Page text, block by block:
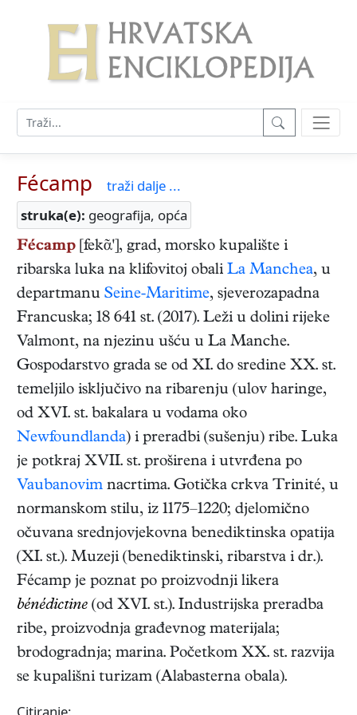
Fécamp
traži dalje ...
struka(e): geografija, opća
Fécamp [fekᾶ'], grad, morsko kupalište i
ribarska luka na klifovitoj obali La Manchea, u
departmanu Seine-Maritime, sjeverozapadna
Francuska; 18 641 st. (2017). Leži u dolini rijeke
Valmont, na njezinu ušću u La Manche.
Gospodarstvo grada se od XI. do sredine XX. st.
temeljilo isključivo na ribarenju (ulov haringe,
od XVI. st. bakalara u vodama oko
Newfoundlanda) i preradbi (sušenju) ribe. Luka
je potkraj XVII. st. proširena i utvrđena po
Vaubanovim nacrtima. Gotička crkva Trinité, u
normanskom stilu, iz 1175–1220; djelomično
očuvana srednjovjekovna benediktinska opatija
(XI. st.). Muzeji (benediktinski, ribarstva i dr.).
Fécamp je poznat po proizvodnji likera
bénédictine (od XVI. st.). Industrijska preradba
ribe, proizvodnja građevnog materijala;
brodogradnja; marina. Početkom XX. st. razvija
se kupališni turizam (Alabasterna obala).